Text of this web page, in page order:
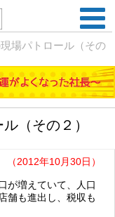
場パトロール（その
（その２）
（2012年10月30日）
が増えていて、人口
舗も進出し、税収も